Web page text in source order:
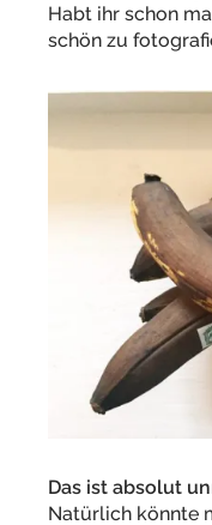
Habt ihr schon
schön zu
Das ist absolut
Natürlich könnte